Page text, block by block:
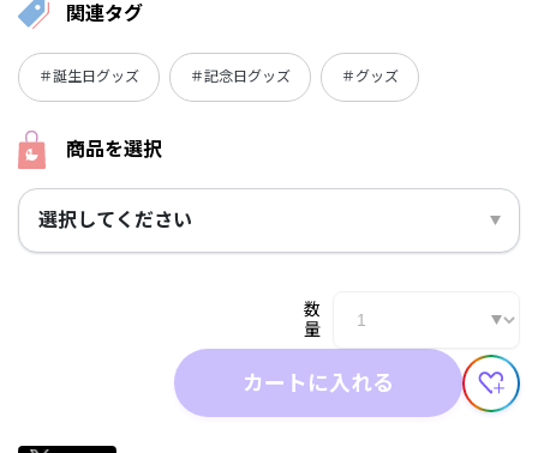
関連タグ
＃誕生日グッズ ＃記念日グッズ ＃グッズ
商品を選択
選択してください
数
量
カートに入れる